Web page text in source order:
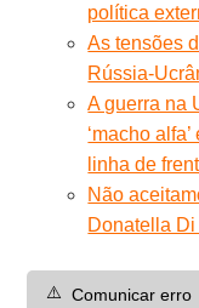
política
As tensões
Rússia-
A guerra na
‘macho
linha de
Não
Donatella
⚠️ Comunicar erro